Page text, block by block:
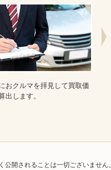
おクルマを拝見して買取価
出します。
開されることは一切ございません。